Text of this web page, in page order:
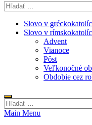
Hľadať:
Slovo v
Slovo v
Advent
Vianoce
Pôst
Veľkonočné
Obdobie cez
Hľadať:
Main Menu